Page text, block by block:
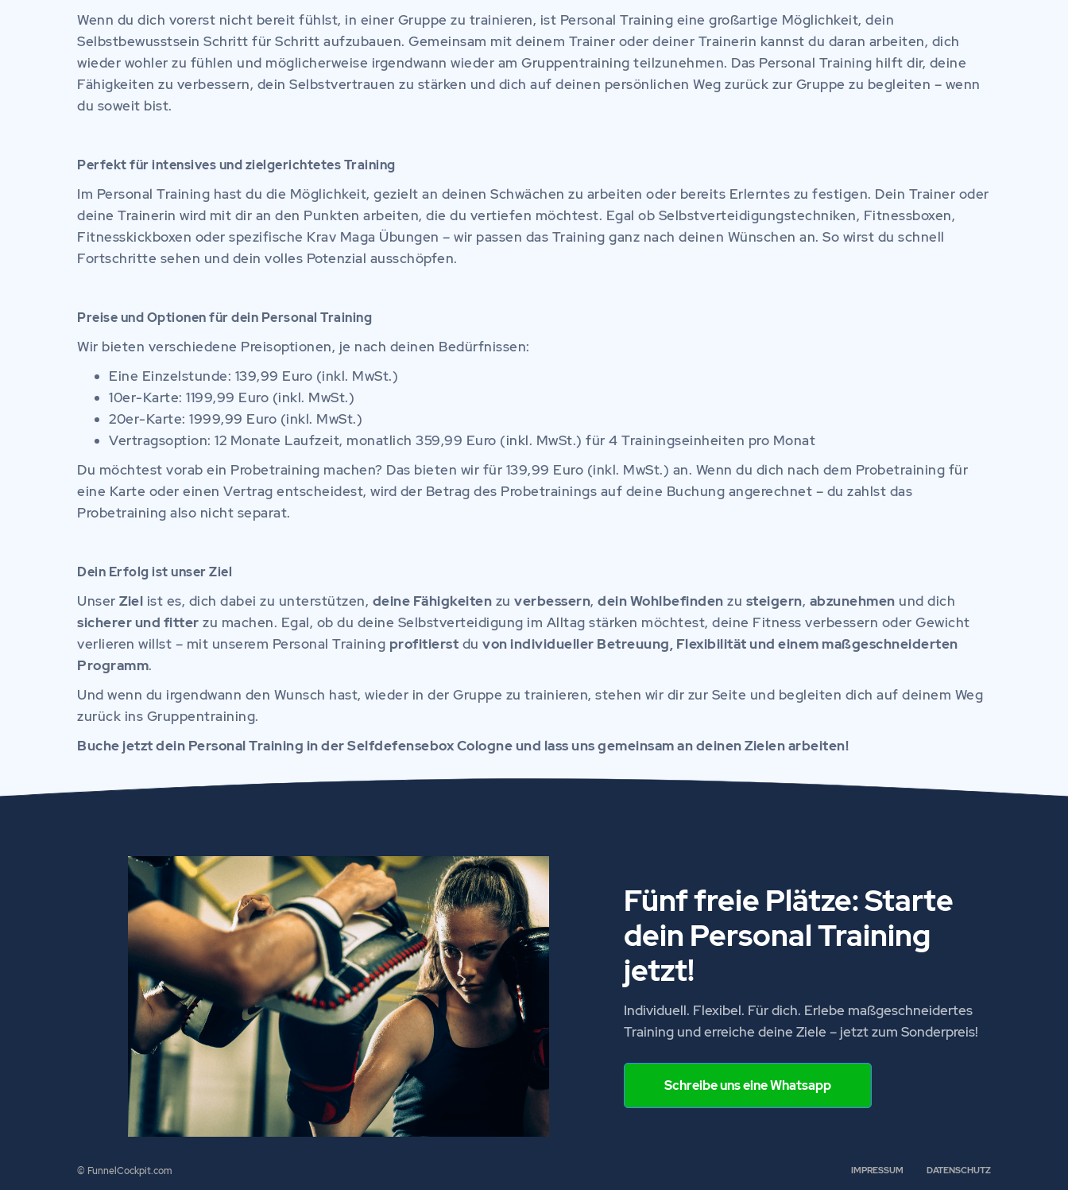
Wenn du dich vorerst nicht bereit fühlst, in einer Gruppe zu trainieren, ist Personal Training eine großartige Möglichkeit, dein
Selbstbewusstsein Schritt für Schritt aufzubauen. Gemeinsam mit deinem Trainer oder deiner Trainerin kannst du daran arbeiten, dich
wieder wohler zu fühlen und möglicherweise irgendwann wieder am Gruppentraining teilzunehmen. Das Personal Training hilft dir, deine
Fähigkeiten zu verbessern, dein Selbstvertrauen zu stärken und dich auf deinen persönlichen Weg zurück zur Gruppe zu begleiten – wenn
du soweit bist.
Perfekt für intensives und zielgerichtetes Training
Im Personal Training hast du die Möglichkeit, gezielt an deinen Schwächen zu arbeiten oder bereits Erlerntes zu festigen. Dein Trainer oder
deine Trainerin wird mit dir an den Punkten arbeiten, die du vertiefen möchtest. Egal ob Selbstverteidigungstechniken, Fitnessboxen,
Fitnesskickboxen oder spezifische Krav Maga Übungen – wir passen das Training ganz nach deinen Wünschen an. So wirst du schnell
Fortschritte sehen und dein volles Potenzial ausschöpfen.
Preise und Optionen für dein Personal Training
Wir bieten verschiedene Preisoptionen, je nach deinen Bedürfnissen:
Eine Einzelstunde: 139,99 Euro (inkl. MwSt.)
10er-Karte: 1199,99 Euro (inkl. MwSt.)
20er-Karte: 1999,99 Euro (inkl. MwSt.)
Vertragsoption: 12 Monate Laufzeit, monatlich 359,99 Euro (inkl. MwSt.) für 4 Trainingseinheiten pro Monat
Du möchtest vorab ein Probetraining machen? Das bieten wir für 139,99 Euro (inkl. MwSt.) an. Wenn du dich nach dem Probetraining für
eine Karte oder einen Vertrag entscheidest, wird der Betrag des Probetrainings auf deine Buchung angerechnet – du zahlst das
Probetraining also nicht separat.
Dein Erfolg ist unser Ziel
Unser Ziel ist es, dich dabei zu unterstützen, deine Fähigkeiten zu verbessern, dein Wohlbefinden zu steigern, abzunehmen und dich
sicherer und fitter zu machen. Egal, ob du deine Selbstverteidigung im Alltag stärken möchtest, deine Fitness verbessern oder Gewicht
verlieren willst – mit unserem Personal Training profitierst du von individueller Betreuung, Flexibilität und einem maßgeschneiderten
Programm.
Und wenn du irgendwann den Wunsch hast, wieder in der Gruppe zu trainieren, stehen wir dir zur Seite und begleiten dich auf deinem Weg
zurück ins Gruppentraining.
Buche jetzt dein Personal Training in der Selfdefensebox Cologne und lass uns gemeinsam an deinen Zielen arbeiten!
Fünf freie Plätze: Starte
dein Personal Training
jetzt!
Individuell. Flexibel. Für dich. Erlebe maßgeschneidertes
Training und erreiche deine Ziele – jetzt zum Sonderpreis!
Schreibe uns eine Whatsapp
© FunnelCockpit.com IMPRESSUM DATENSCHUTZ